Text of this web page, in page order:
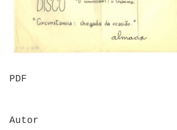
PDF
Autor